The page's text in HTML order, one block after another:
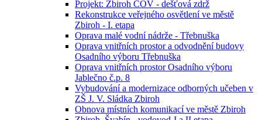
Projekt: Zbiroh ČOV - dešťová zdrž
Rekonstrukce veřejného osvětlení ve městě
Zbiroh - I. etapa
Oprava malé vodní nádrže - Třebnuška
Oprava vnitřních prostor a odvodnění budovy
Osadního výboru Třebnuška
Oprava vnitřních prostor Osadního výboru
Jablečno č.p. 8
Vybudování a modernizace odborných učeben v
ZŠ J. V. Sládka Zbiroh
Obnova místních komunikací ve městě Zbiroh